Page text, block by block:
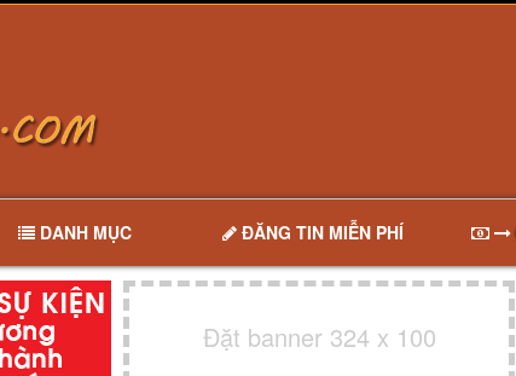
DANH MỤC ĐĂNG TIN MIỄN PHÍ
Đặt banner 324 x 100